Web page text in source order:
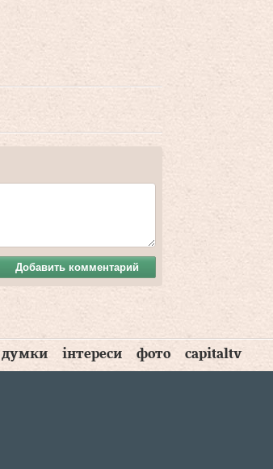
Добавить комментарий
думки інтереси фото capitaltv